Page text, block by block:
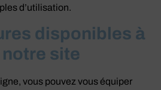
d’utilisation.
disponibles à
notre site
vous pouvez vous équiper